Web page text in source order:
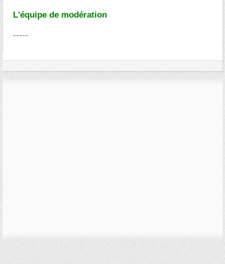
L'équipe de modération
-----